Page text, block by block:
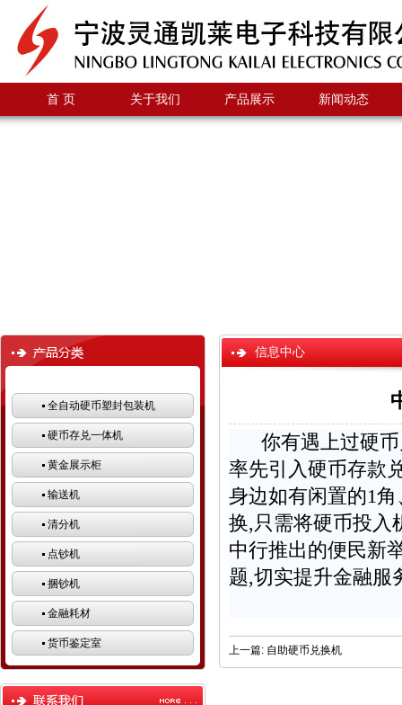
首 页 关于我们 产品展示 新闻动态
全自动硬币塑封包装机
硬币存兑一体机
黄金展示柜
输送机
清分机
点钞机
捆钞机
金融耗材
货币鉴定室
信息中心
你有遇上过硬币
率先引入硬币存款
身边如有闲置的1
换,只需将硬币投入
中行推出的便民新
题,切实提升金融服
上一篇: 自助硬币兑换机